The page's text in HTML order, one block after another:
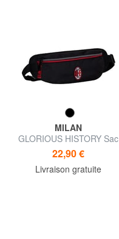
MILAN
GLORIOUS HISTORY Sac
banane Milan
22,90 €
Livraison gratuite